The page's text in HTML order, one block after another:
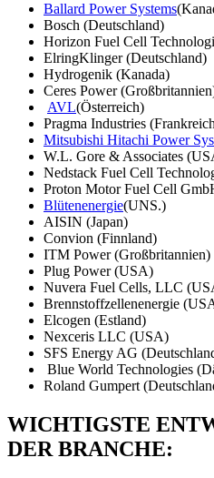
Ballard Power Systems
Bosch (Deutschland)
Horizon Fuel Cell
ElringKlinger (Deutschland)
Hydrogenik (Kanada)
Ceres Power
AVL(Österreich)
Pragma Industries
Mitsubishi Hitachi Power
W.L. Gore & Associates
Nedstack Fuel Cell
Proton Motor Fuel Cell
Blütenenergie(UNS.)
AISIN (Japan)
Convion (Finnland)
ITM Power (Großbritannien)
Plug Power (USA)
Nuvera Fuel Cells, LLC
Brennstoffzellenenergie
Elcogen (Estland)
Nexceris LLC (USA)
SFS Energy AG
Blue World Technologies
Roland Gumpert
WICHTIGSTE
DER BRANCHE: